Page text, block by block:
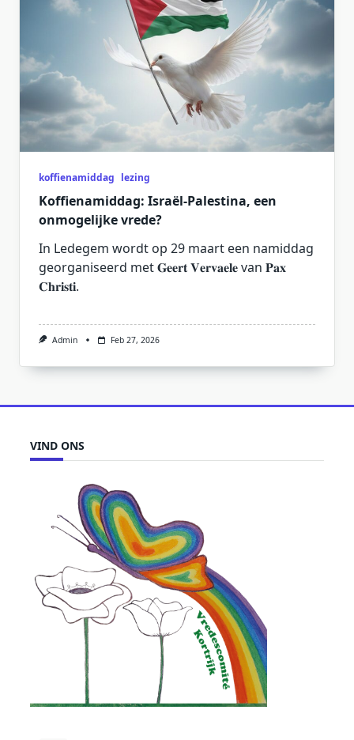
koffienamiddag lezing
Koffienamiddag: Israël-Palestina, een
onmogelijke vrede?
In Ledegem wordt op 29 maart een namiddag
georganiseerd met 𝐆𝐞𝐞𝐫𝐭 𝐕𝐞𝐫𝐯𝐚𝐞𝐥𝐞 van 𝐏𝐚𝐱
𝐂𝐡𝐫𝐢𝐬𝐭𝐢.
Admin Feb 27, 2026
VIND ONS